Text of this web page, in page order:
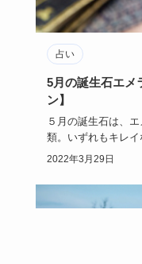
占い
5月の誕生石エメ
ン】
５月の誕生石は、
類。いずれもキレイ
めているといわ…
2022年3月29日